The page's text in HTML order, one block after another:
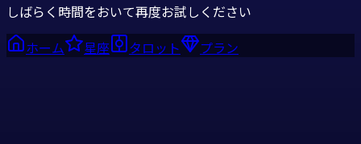
しばらく時間をおいて再度お試しください
ホーム
星座 タロット プラン